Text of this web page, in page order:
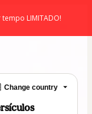
LIMITADO!
Change country